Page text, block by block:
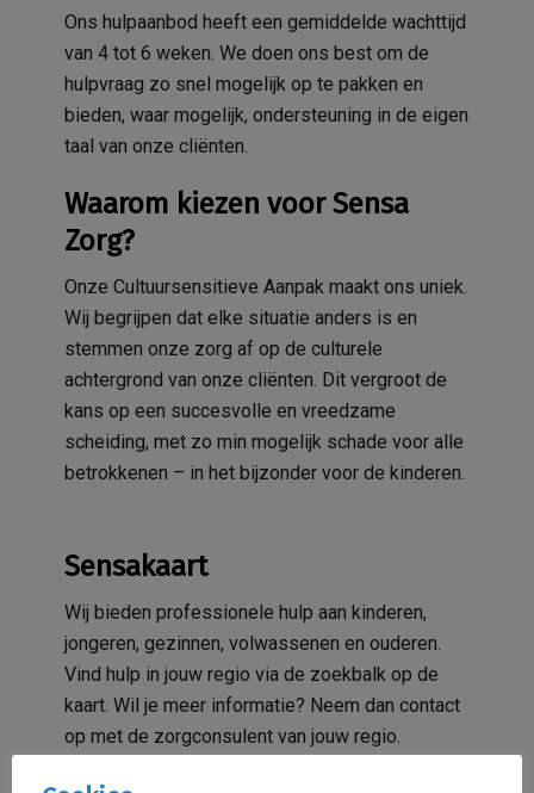
Ons hulpaanbod heeft een gemiddelde wachttijd
van 4 tot 6 weken. We doen ons best om de
hulpvraag zo snel mogelijk op te pakken en
bieden, waar mogelijk, ondersteuning in de eigen
taal van onze cliënten.
Waarom kiezen voor Sensa
Zorg?
Onze Cultuursensitieve Aanpak maakt ons uniek.
Wij begrijpen dat elke situatie anders is en
stemmen onze zorg af op de culturele
achtergrond van onze cliënten. Dit vergroot de
kans op een succesvolle en vreedzame
scheiding, met zo min mogelijk schade voor alle
betrokkenen – in het bijzonder voor de kinderen.
Sensakaart
Wij bieden professionele hulp aan kinderen,
jongeren, gezinnen, volwassenen en ouderen.
Vind hulp in jouw regio via de zoekbalk op de
kaart. Wil je meer informatie? Neem dan contact
op met de zorgconsulent van jouw regio.